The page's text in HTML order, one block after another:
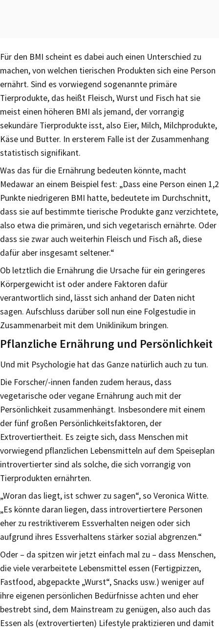
Für den BMI scheint es dabei auch einen Unterschied zu
machen, von welchen tierischen Produkten sich eine Person
ernährt. Sind es vorwiegend sogenannte primäre
Tierprodukte, das heißt Fleisch, Wurst und Fisch hat sie
meist einen höheren BMI als jemand, der vorrangig
sekundäre Tierprodukte isst, also Eier, Milch, Milchprodukte,
Käse und Butter. In ersterem Falle ist der Zusammenhang
statistisch signifikant.
Was das für die Ernährung bedeuten könnte, macht
Medawar an einem Beispiel fest: „Dass eine Person einen 1,2
Punkte niedrigeren BMI hatte, bedeutete im Durchschnitt,
dass sie auf bestimmte tierische Produkte ganz verzichtete,
also etwa die primären, und sich vegetarisch ernährte. Oder
dass sie zwar auch weiterhin Fleisch und Fisch aß, diese
dafür aber insgesamt seltener.“
Ob letztlich die Ernährung die Ursache für ein geringeres
Körpergewicht ist oder andere Faktoren dafür
verantwortlich sind, lässt sich anhand der Daten nicht
sagen. Aufschluss darüber soll nun eine Folgestudie in
Zusammenarbeit mit dem Uniklinikum bringen.
Pflanzliche Ernährung und Persönlichkeit
Und mit Psychologie hat das Ganze natürlich auch zu tun.
Die Forscher/-innen fanden zudem heraus, dass
vegetarische oder vegane Ernährung auch mit der
Persönlichkeit zusammenhängt. Insbesondere mit einem
der fünf großen Persönlichkeitsfaktoren, der
Extrovertiertheit. Es zeigte sich, dass Menschen mit
vorwiegend pflanzlichen Lebensmitteln auf dem Speiseplan
introvertierter sind als solche, die sich vorrangig von
Tierprodukten ernährten.
„Woran das liegt, ist schwer zu sagen“, so Veronica Witte.
„Es könnte daran liegen, dass introvertiertere Personen
eher zu restriktiverem Essverhalten neigen oder sich
aufgrund ihres Essverhaltens stärker sozial abgrenzen.“
Oder – da spitzen wir jetzt einfach mal zu – dass Menschen,
die viele verarbeitete Lebensmittel essen (Fertigpizzen,
Fastfood, abgepackte „Wurst“, Snacks usw.) weniger auf
ihre eigenen persönlichen Bedürfnisse achten und eher
bestrebt sind, dem Mainstream zu genügen, also auch das
Essen als (extrovertierten) Lifestyle praktizieren und damit